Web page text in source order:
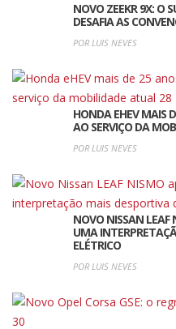
NOVO ZEEKR 9X: O
DESAFIA AS
POR LUIS NEVES
HONDA EHEV MAIS
AO SERVIÇO DA
POR LUIS NEVES
NOVO NISSAN LEAF
UMA
ELÉTRICO
POR LUIS NEVES